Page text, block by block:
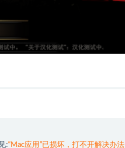
:“Mac应用”已损坏，打不开解决办法